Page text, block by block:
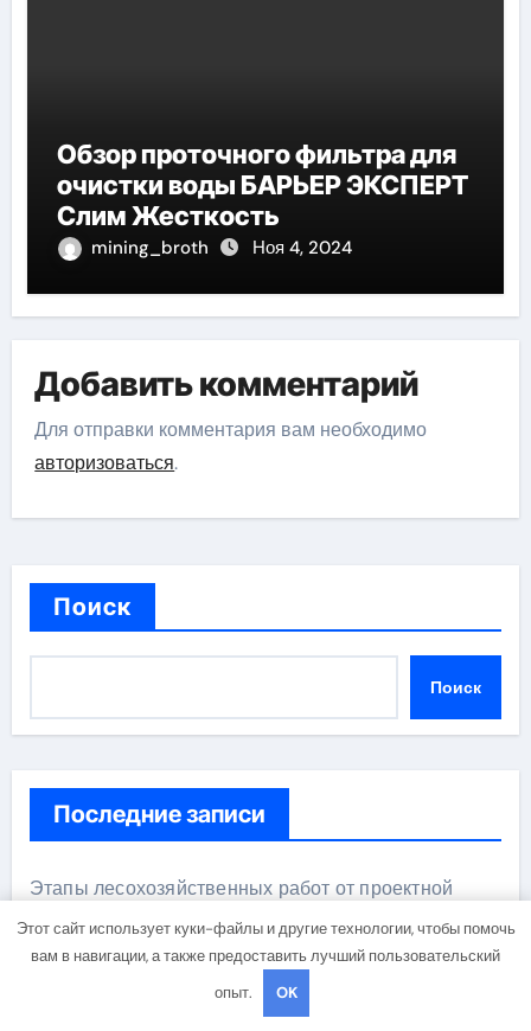
Обзор проточного фильтра для
очистки воды БАРЬЕР ЭКСПЕРТ
Слим Жесткость
mining_broth Ноя 4, 2024
Добавить комментарий
Для отправки комментария вам необходимо
авторизоваться.
Поиск
Поиск
Последние записи
Этапы лесохозяйственных работ от проектной
обустройства мест отдыха
Назначение и функции центров сертификации
Этот сайт использует куки-файлы и другие технологии, чтобы помочь
вам в навигации, а также предоставить лучший пользовательский
опыт.
OK